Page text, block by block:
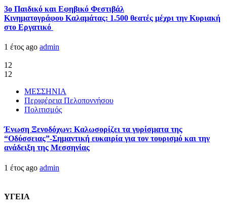
3ο Παιδικό και Εφηβικό Φεστιβάλ
Κινηματογράφου Καλαμάτας: 1.500 θεατές μέχρι την Κυριακή
στο Εργατικό
1 έτος ago admin
12
12
ΜΕΣΣΗΝΙΑ
Περιφέρεια Πελοποννήσου
Πολιτισμός
Ένωση Ξενοδόχων: Καλωσορίζει τα γυρίσματα της
“Οδύσσειας”-Σημαντική ευκαιρία για τον τουρισμό και την
ανάδειξη της Μεσσηνίας
1 έτος ago admin
ΥΓΕΙΑ